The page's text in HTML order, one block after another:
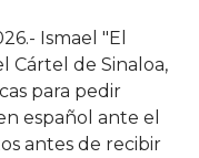
Ismael "El
Cártel de Sinaloa,
para pedir
español ante el
antes de recibir